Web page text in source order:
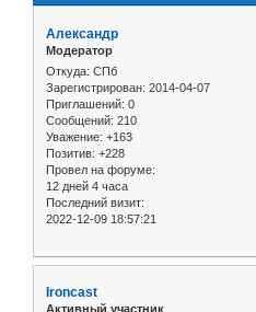
Александр
Модератор
Откуда: СПб
Зарегистрирован: 2014-04-07
Приглашений: 0
Сообщений: 210
Уважение: +163
Позитив: +228
Провел на форуме:
12 дней 4 часа
Последний визит:
2022-12-09 18:57:21
Ironcast
Активный участник